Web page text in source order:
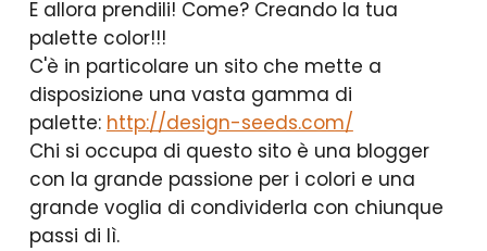
E allora prendili! Come? Creando la tua
palette color!!!
C'è in particolare un sito che mette a
disposizione una vasta gamma di
palette: http://design-seeds.com/
Chi si occupa di questo sito è una blogger
con la grande passione per i colori e una
grande voglia di condividerla con chiunque
passi di lì.